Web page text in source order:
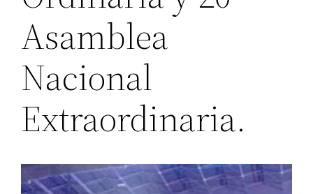
Asamblea
Nacional
Extraordinaria.